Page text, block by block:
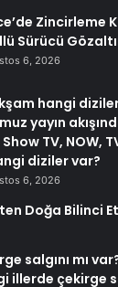
Zincirleme
Sürücü
6, 2026
hangi
yayın
TV, NOW,
diziler var?
6, 2026
Doğa Bilinci
salgını mı
illerde çekirge